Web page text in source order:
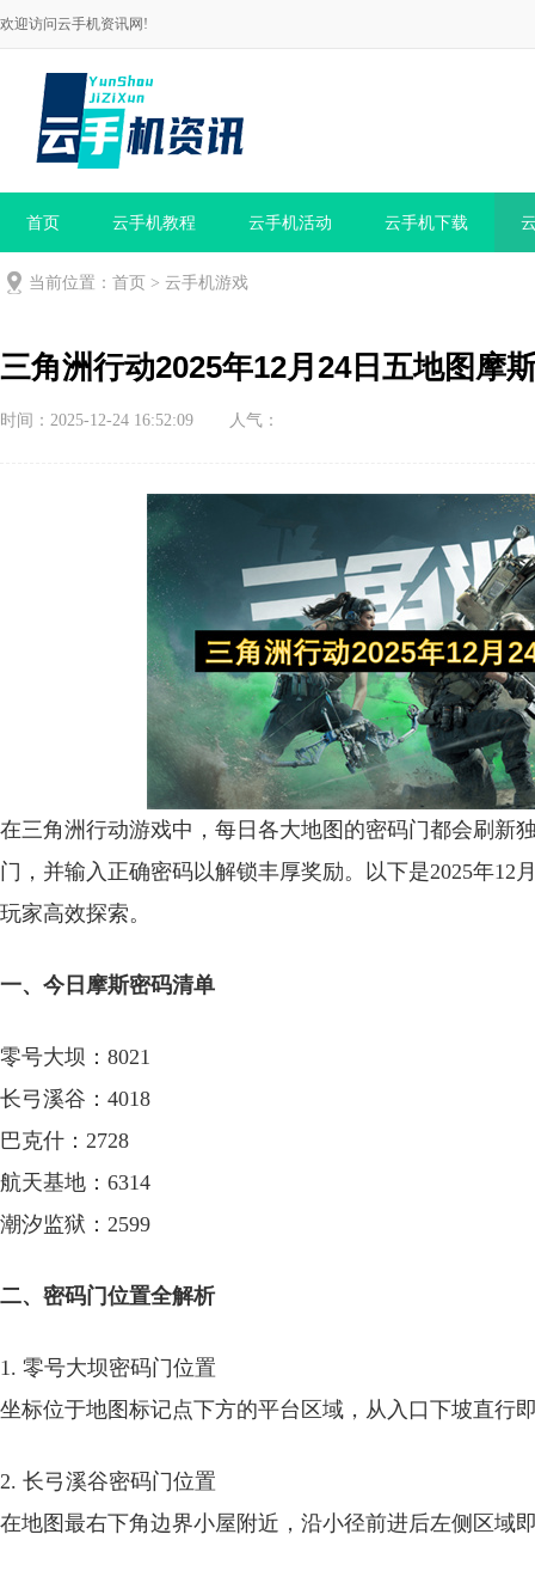
欢迎访问云手机资讯网!
首页 云手机教程 云手机活动 云手机下载
当前位置： 首页 > 云手机游戏
三角洲行动2025年12月24日五地图摩
时间：2025-12-24 16:52:09 人气：
在三角洲行动游戏中，每日各大地图的密码门都会刷新
门，并输入正确密码以解锁丰厚奖励。以下是2025年12
玩家高效探索。
一、今日摩斯密码清单
零号大坝：8021
长弓溪谷：4018
巴克什：2728
航天基地：6314
潮汐监狱：2599
二、密码门位置全解析
1. 零号大坝密码门位置
坐标位于地图标记点下方的平台区域，从入口下坡直行
2. 长弓溪谷密码门位置
在地图最右下角边界小屋附近，沿小径前进后左侧区域